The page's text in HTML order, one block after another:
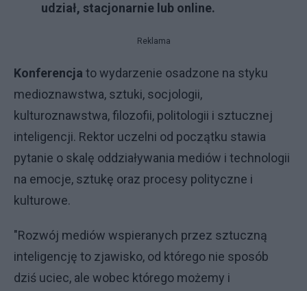
udział, stacjonarnie lub online.
Reklama
Konferencja to wydarzenie osadzone na styku
medioznawstwa, sztuki, socjologii,
kulturoznawstwa, filozofii, politologii i sztucznej
inteligencji. Rektor uczelni od początku stawia
pytanie o skalę oddziaływania mediów i technologii
na emocje, sztukę oraz procesy polityczne i
kulturowe.
"Rozwój mediów wspieranych przez sztuczną
inteligencję to zjawisko, od którego nie sposób
dziś uciec, ale wobec którego możemy i